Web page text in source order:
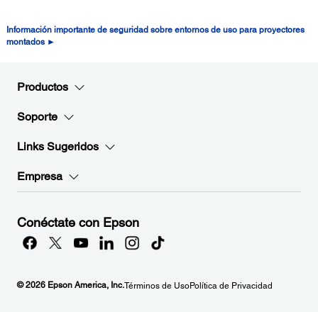
Información importante de seguridad sobre entornos de uso para proyectores
montados ►
Productos
Soporte
Links Sugeridos
Empresa
Conéctate con Epson
© 2026 Epson America, Inc.Términos de UsoPolítica de Privacidad